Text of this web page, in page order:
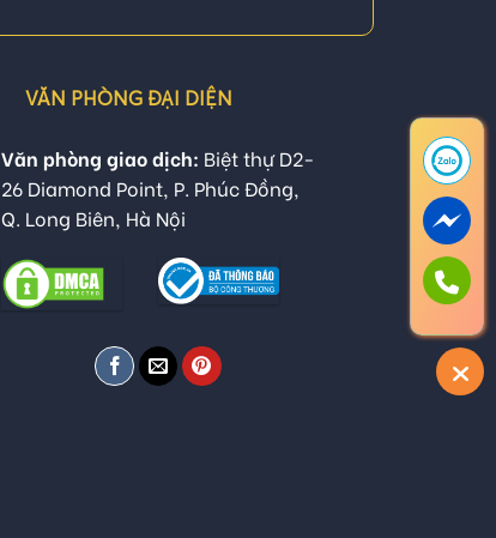
VĂN PHÒNG ĐẠI DIỆN
Văn phòng giao dịch: Biệt thự D2-
26 Diamond Point, P. Phúc Đồng,
Q. Long Biên, Hà Nội